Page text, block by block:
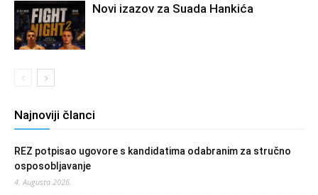
Novi izazov za Suada Hankića
Najnoviji članci
REZ potpisao ugovore s kandidatima odabranim za stručno
osposobljavanje
4. Augusta 2026.